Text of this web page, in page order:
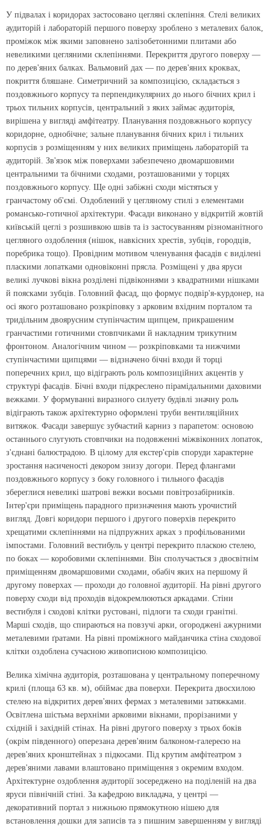
У підвалах і коридорах застосовано цегляні склепіння. Стелі великих
аудиторій і лабораторій першого поверху зроблено з металевих балок,
проміжок між якими заповнено залізобетонними плитами або
невеликими цегляними склепіннями. Перекриття другого поверху —
по дерев'яних балках. Вальмовий дах — по дерев'яних кроквах,
покриття бляшане. Симетричний за композицією, складається з
поздовжнього корпусу та перпендикулярних до нього бічних крил і
трьох тильних корпусів, центральний з яких займає аудиторія,
вирішена у вигляді амфітеатру. Планування поздовжнього корпусу
коридорне, однобічне; зальне планування бічних крил і тильних
корпусів з розміщенням у них великих приміщень лабораторій та
аудиторій. Зв'язок між поверхами забезпечено двомаршовими
центральними та бічними сходами, розташованими у торцях
поздовжнього корпусу. Ще одні забіжні сходи містяться у
гранчастому об'ємі. Оздоблений у цегляному стилі з елементами
романсько-готичної архітектури. Фасади виконано у відкритій жовтій
київській цеглі з розшивкою швів та із застосуванням різноманітного
цегляного оздоблення (нішок, навкісних хрестів, зубців, городців,
поребрика тощо). Провідним мотивом членування фасадів є виділені
пласкими лопатками одновіконні прясла. Розміщені у два яруси
великі лучкові вікна розділені підвіконнями з квадратними нішками
й поясками зубців. Головний фасад, що формує подвір'я-курдонер, на
осі якого розташовано розкріповку з арковим вхідним порталом та
тридільним двоярусним ступінчастим щипцем, прикрашеним
гранчастими готичними стовпчиками й накладним трикутним
фронтоном. Аналогічним чином — розкріповками та нижчими
ступінчастими щипцями — відзначено бічні входи й торці
поперечних крил, що відіграють роль композиційних акцентів у
структурі фасадів. Бічні входи підкреслено пірамідальними даховими
вежками. У формуванні виразного силуету будівлі значну роль
відіграють також архітектурно оформлені труби вентиляційних
витяжок. Фасади завершує зубчастий карниз з парапетом: основою
останнього слугують стовпчики на подовженні міжвіконних лопаток,
з'єднані балюстрадою. В цілому для екстер'єрів споруди характерне
зростання насиченості декором знизу догори. Перед флангами
поздовжнього корпусу з боку головного і тильного фасадів
збереглися невеликі шатрові вежки восьми повітрозабірників.
Інтер'єри приміщень парадного призначення мають урочистий
вигляд. Довгі коридори першого і другого поверхів перекрито
хрещатими склепіннями на підпружних арках з профільованими
імпостами. Головний вестибуль у центрі перекрито пласкою стелею,
по боках — коробовими склепіннями. Він сполучається з двосвітнім
приміщенням двомаршовими сходами, обабіч яких на першому й
другому поверхах — проходи до головної аудиторії. На рівні другого
поверху сходи від проходів відокремлюються аркадами. Стіни
вестибуля і сходові клітки рустовані, підлоги та сходи гранітні.
Марші сходів, що спираються на повзучі арки, огороджені ажурними
металевими ґратами. На рівні проміжного майданчика стіна сходової
клітки оздоблена сучасною живописною композицією.
Велика хімічна аудиторія, розташована у центральному поперечному
крилі (площа 63 кв. м), обіймає два поверхи. Перекрита двосхилою
стелею на відкритих дерев'яних фермах з металевими затяжками.
Освітлена шістьма верхніми арковими вікнами, прорізаними у
східній і західній стінах. На рівні другого поверху з трьох боків
(окрім південного) оперезана дерев'яним балконом-галереєю на
дерев'яних кронштейнах з підкосами. Під крутим амфітеатром з
дерев'яними лавами влаштовано приміщення з окремим входом.
Архітектурне оздоблення аудиторії зосереджено на поділеній на два
яруси північній стіні. За кафедрою викладача, у центрі —
декоративний портал з нижньою прямокутною нішею для
встановлення дошки для записів та з пишним завершенням у вигляді